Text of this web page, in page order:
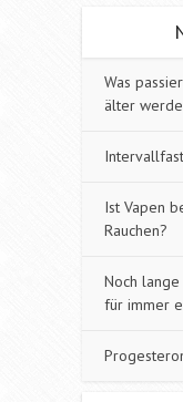
Was
älter
Ist Vapen
Rauchen?
Noch
für immer